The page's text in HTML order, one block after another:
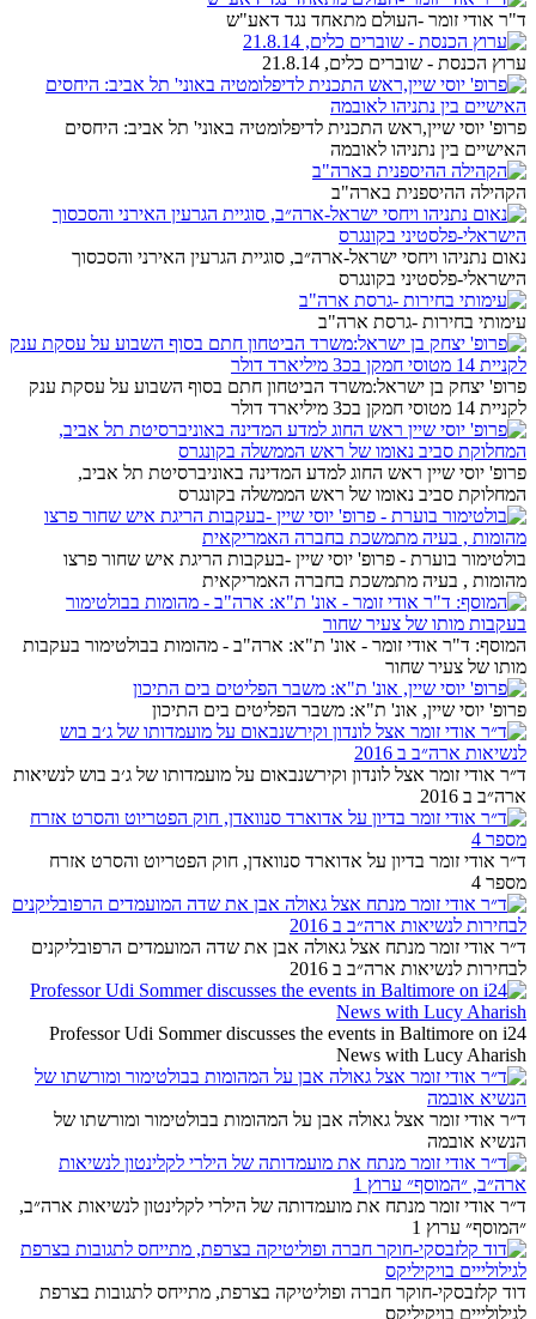
ד"ר אודי זומר -העולם מתאחד נגד דאע"ש
ערוץ הכנסת - שוברים כלים, 21.8.14
פרופ' יוסי שיין,ראש התכנית לדיפלומטיה באוני' תל אביב: היחסים
האישיים בין נתניהו לאובמה
הקהילה ההיספנית בארה"ב
נאום נתניהו ויחסי ישראל-ארה״ב, סוגיית הגרעין האירני והסכסוך
הישראלי-פלסטיני בקונגרס
עימותי בחירות -גרסת ארה"ב
פרופ' יצחק בן ישראל:משרד הביטחון חתם בסוף השבוע על עסקת ענק
לקניית 14 מטוסי חמקן בכ3 מיליארד דולר
פרופ' יוסי שיין ראש החוג למדע המדינה באוניברסיטת תל אביב,
המחלוקת סביב נאומו של ראש הממשלה בקונגרס
בולטימור בוערת - פרופ' יוסי שיין -בעקבות הריגת איש שחור פרצו
מהומות , בעיה מתמשכת בחברה האמריקאית
המוסף: ד"ר אודי זומר - אונ' ת"א: ארה"ב - מהומות בבולטימור בעקבות
מותו של צעיר שחור
פרופ' יוסי שיין, אונ' ת"א: משבר הפליטים בים התיכון
ד״ר אודי זומר אצל לונדון וקירשנבאום על מועמדותו של ג׳ב בוש לנשיאות
ארה״ב ב 2016
ד״ר אודי זומר בדיון על אדוארד סנוואדן, חוק הפטריוט והסרט אזרח
מספר 4
ד״ר אודי זומר מנתח אצל גאולה אבן את שדה המועמדים הרפובליקנים
לבחירות לנשיאות ארה״ב ב 2016
Professor Udi Sommer discusses the events in Baltimore on i24
News with Lucy Aharish
ד״ר אודי זומר אצל גאולה אבן על המהומות בבולטימור ומורשתו של
הנשיא אובמה
ד״ר אודי זומר מנתח את מועמדותה של הילרי לקלינטון לנשיאות ארה״ב,
״המוסף״ ערוץ 1
דוד קלזבסקי-חוקר חברה ופוליטיקה בצרפת, מתייחס לתגובות בצרפת
לגילולייים בויקיליקס